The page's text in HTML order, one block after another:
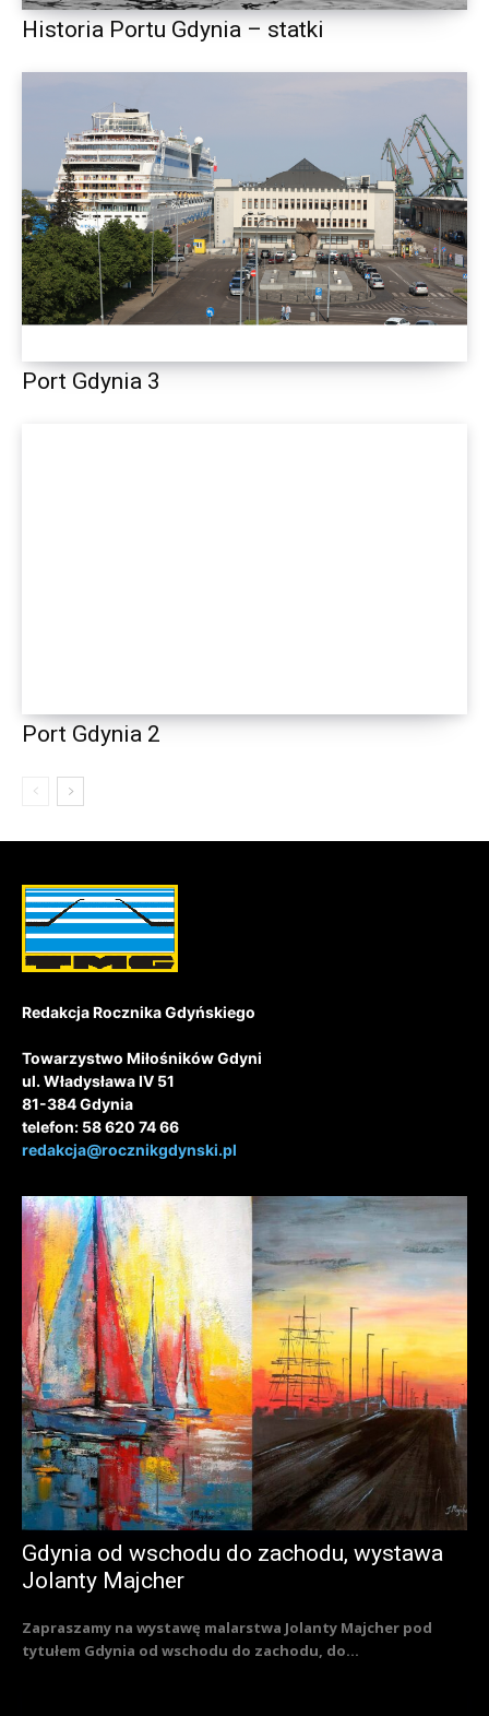
Historia Portu Gdynia – statki
Port Gdynia 3
Port Gdynia 2
Redakcja Rocznika Gdyńskiego
Towarzystwo Miłośników Gdyni
ul. Władysława IV 51
81-384 Gdynia
telefon: 58 620 74 66
redakcja@rocznikgdynski.pl
Gdynia od wschodu do zachodu, wystawa
Jolanty Majcher
Zapraszamy na wystawę malarstwa Jolanty Majcher pod
tytułem Gdynia od wschodu do zachodu, do...